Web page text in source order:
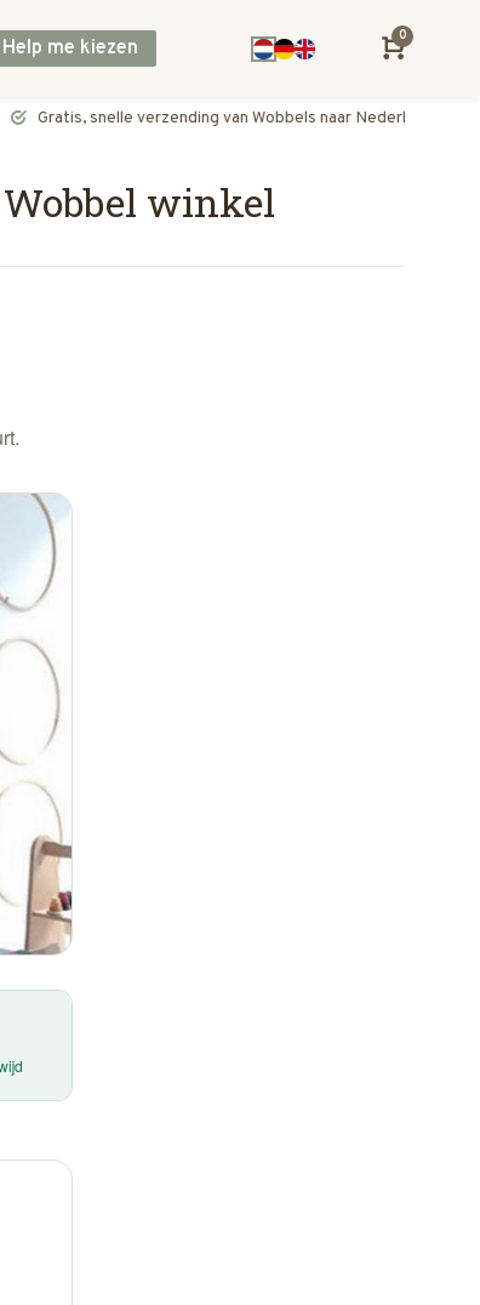
Help me kiezen
0
snelle verzending van Wobbels naar Nederland en België
winkel